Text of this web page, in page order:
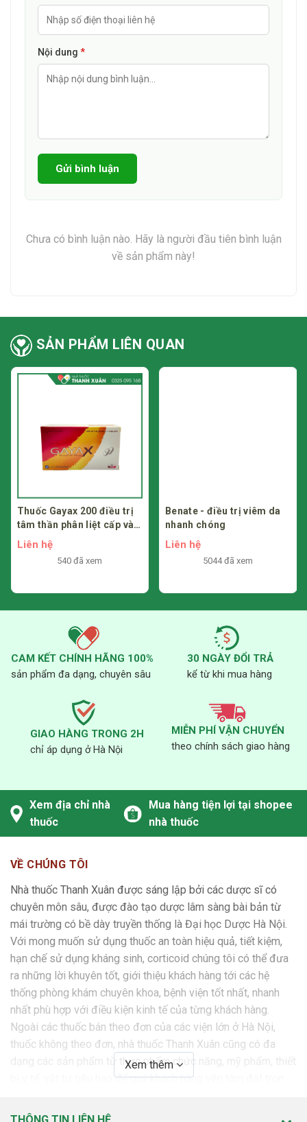
Da: Ban da dạng sần, ngoại ban, nổi mày đay, ngứa.
Gan: Tăng transaminase có hồi phục.
Tiết niệu - sinh dục: Đau tinh hoàn, viêm âm đạo, bệnh nấm
Candida, ngứa bộ phận sinh dục.
Máu: Giảm bạch cầu trung tính, giảm tiểu cầu, thiếu máu tan
máu, thử nghiệm Coombs dương tính.
Tiêu hóa: Viêm đại tràng giả mạc, rối loạn tiêu hóa.
pemphigus thông thường, hoại tử biểu bì nhiễm độc (hội
chứng Lyell), phù mạch.
Thần kinh trung ương: Co giật (khi dùng liều cao và khi suy
giảm chức năng thận), đau đầu, tình trạng kích động.
phải khi sử dụng thuốc.
Hướng dẫn xử trí tác dụng không mong muốn
phản ứng quá mẫn nghiêm trọng, cần tiến hành điều trị hỗ trợ
(duy trì thông khí và sử dụng adrenalin, oxygen, kháng
histamin, tiêm tĩnh mạch corticosteroid).
Các trường hợp bị viêm đại tràng giả mạc nhẹ, thường chỉ
bổ sung dịch và chất điện giải, bổ sung protein và uống
metronidazol.
Thông báo cho bác sĩ các tác dụng không mong muốn bạn
gặp phải khi sử dụng thuốc.
8. Tương tác thuốc
Dùng đồng thời với thuốc lợi tiểu giữ kali, các thuốc bổ sung
kali hoặc các chất muối thay thế chứa kali có thể dẫn đến
creatinin huyết thanh.
Cholestyramin gắn kết với cefadroxil ở ruột làm chậm sự
hấp thu của thuốc.
Dùng cefadroxil với probenecid có thể làm giảm bài tiết
Dùng cefadroxil cùng với furosemid, aminoglycosid có thể
hiệp đồng tăng độc tính với thận.
9. Thận trọng khi sử dụng
- Thận trọng sử dụng thuốc ở bệnh nhân bị dị ứng với kháng
sinh penicillin, bệnh nhân suy thận, bệnh nhân bị bệnh đường
tiêu hóa.
- Dùng cefadroxil dài ngày có thể làm phát triển quá mức các
chủng không nhạy cảm. Cần theo dõi bệnh nhân cẩn thận,
nếu bội nhiễm, phải ngừng sử dụng thuốc.
Nội dung *
Gửi bình luận
Chưa có bình luận nào. Hãy là người đầu tiên bình luận
về sản phẩm này!
SẢN PHẨM LIÊN QUAN
Thuốc Gayax 200 điều trị
tâm thần phân liệt cấp và
mạn tính
Liên hệ
540 đã xem
Benate - điều trị viêm da
nhanh chóng
Liên hệ
5044 đã xem
CAM KẾT CHÍNH HÃNG 100%
sản phẩm đa dạng, chuyên sâu
30 NGÀY ĐỔI TRẢ
kể từ khi mua hàng
GIAO HÀNG TRONG 2H
chỉ áp dụng ở Hà Nội
MIỄN PHÍ VẬN CHUYỂN
theo chính sách giao hàng
Xem địa chỉ nhà
thuốc
Mua hàng tiện lợi tại shopee
nhà thuốc
VỀ CHÚNG TÔI
Nhà thuốc Thanh Xuân được sáng lập bởi các dược sĩ có
chuyên môn sâu, được đào tạo dược lâm sàng bài bản từ
mái trường có bề dày truyền thống là Đại học Dược Hà Nội.
Với mong muốn sử dụng thuốc an toàn hiệu quả, tiết kiệm,
hạn chế sử dụng kháng sinh, corticoid chúng tôi có thể đưa
ra những lời khuyên tốt, giới thiệu khách hàng tới các hệ
thống phòng khám chuyên khoa, bệnh viện tốt nhất, nhanh
nhất phù hợp với điều kiện kinh tế của từng khách hàng.
Ngoài các thuốc bán theo đơn của các viện lớn ở Hà Nội,
thuốc không theo đơn, nhà thuốc Thanh Xuân cũng có đa
dạng các sản phẩm từ thực phẩm chức năng, mỹ phẩm, thiết
bị y tế, vật tư tiêu hao để quý khách hàng yên tâm đặt trọn
Xem thêm